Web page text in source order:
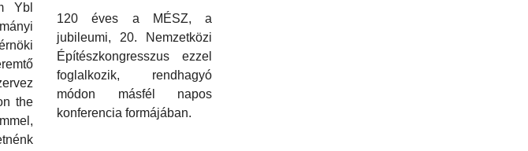
Ybl
the
120 éves a MÉSZ, a
jubileumi, 20. Nemzetközi
Építészkongresszus ezzel
foglalkozik, rendhagyó
módon másfél napos
konferencia formájában.